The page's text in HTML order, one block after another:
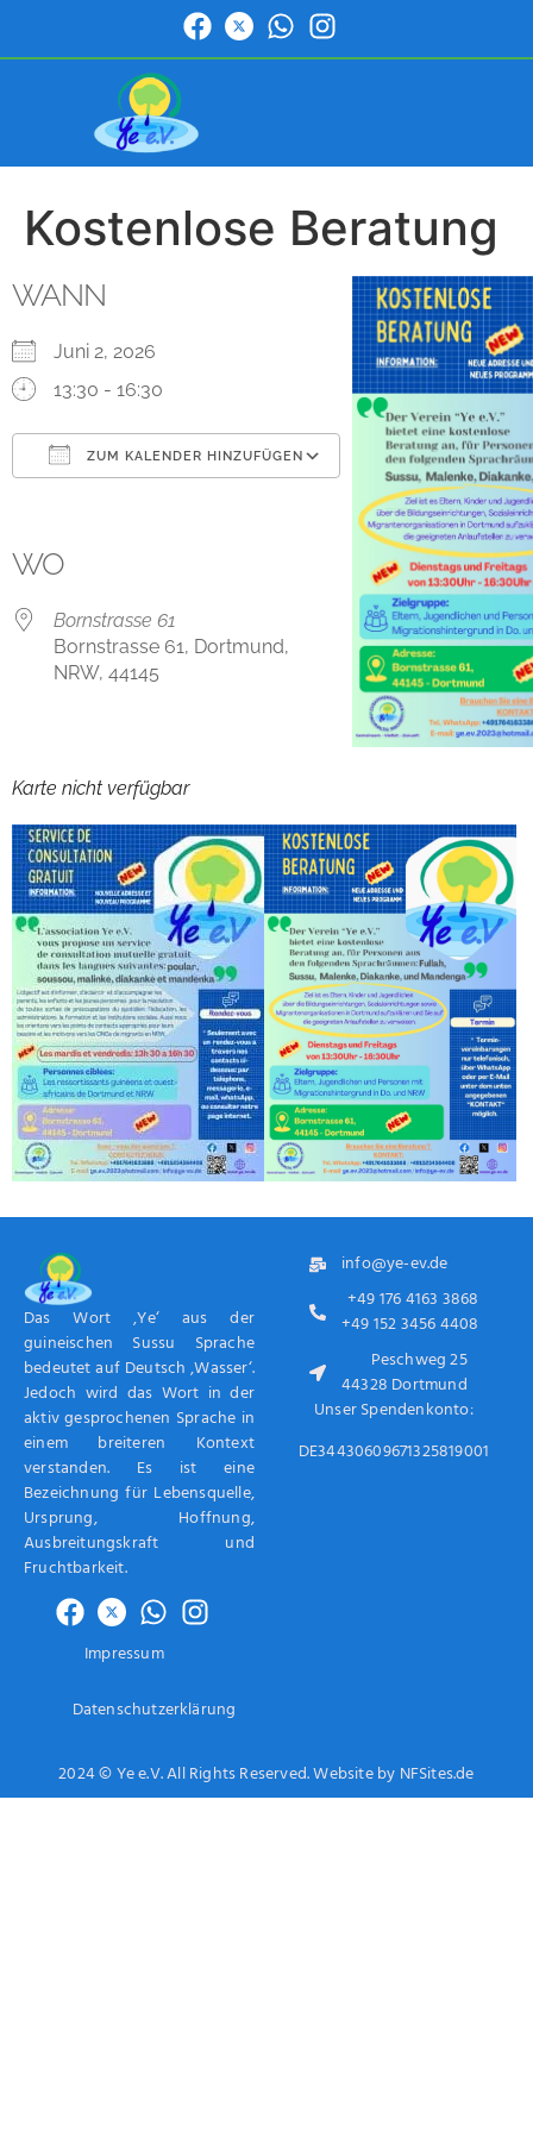
Kostenlose Beratung
WANN
Juni 2, 2026
13:30 - 16:30
ZUM KALENDER HINZUFÜGEN
Outlook Live
WO
Bornstrasse 61
Bornstrasse 61, Dortmund,
NRW, 44145
Karte nicht verfügbar
Das Wort ‚Ye‘ aus der
guineischen Sussu Sprache
bedeutet auf Deutsch ‚Wasser‘.
Jedoch wird das Wort in der
aktiv gesprochenen Sprache in
einem breiteren Kontext
verstanden. Es ist eine
Bezeichnung für Lebensquelle,
Ursprung, Hoffnung,
Ausbreitungskraft und
Fruchtbarkeit.
Impressum
Datenschutzerklärung
info@ye-ev.de
+49 176 4163 3868
+49 152 3456 4408
Peschweg 25
44328 Dortmund
Unser Spendenkonto:
DE34430609671325819001
2024 © Ye e.V. All Rights Reserved. Website by NFSites.de